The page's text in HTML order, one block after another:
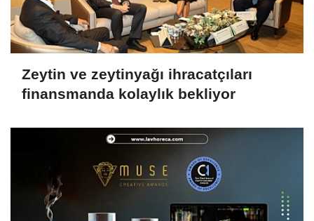
Zeytin ve zeytinyağı ihracatçıları
finansmanda kolaylık bekliyor